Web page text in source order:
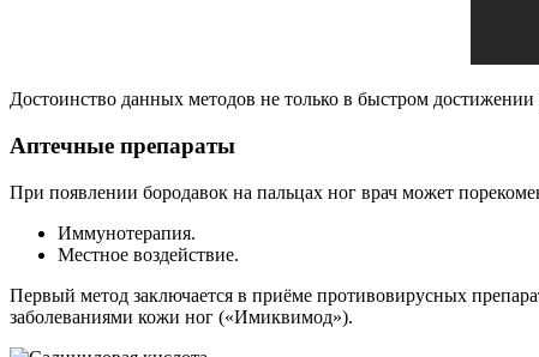
Достоинство данных методов не только в быстром
Аптечные препараты
При появлении бородавок на пальцах ног врач может
Иммунотерапия.
Местное воздействие.
Первый метод заключается в приёме противовирусных
заболеваниями кожи ног («Имиквимод»).